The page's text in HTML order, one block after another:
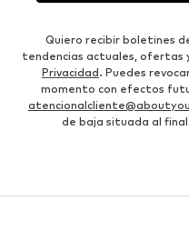
Quiero recibir boletines
tendencias actuales, ofertas
Privacidad. Puedes
momento con efectos
de baja situada al